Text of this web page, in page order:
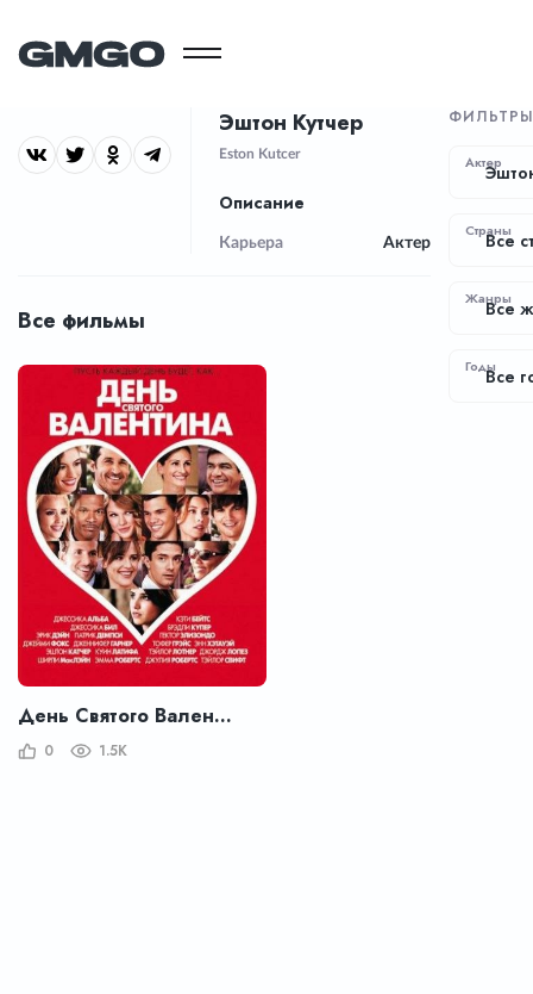
Эштон Кутчер
Eston Kutcer
Описание
Карьера Актер
Все фильмы
День Святого Валентина
0 1.5K
ФИЛЬТРЫ
Актер
Страны
Все
Жанры
Все
ГодыВсе